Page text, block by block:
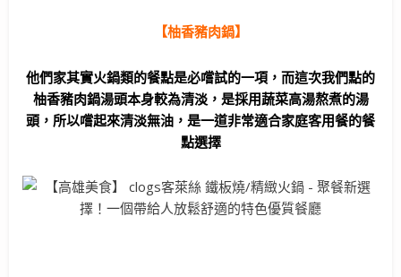
【柚香豬肉鍋】
他們家其實火鍋類的餐點是必嚐試的一項，而這次我們點的
柚香豬肉鍋湯頭本身較為清淡，是採用蔬菜高湯熬煮的湯
頭，所以嚐起來清淡無油，是一道非常適合家庭客用餐的餐
點選擇